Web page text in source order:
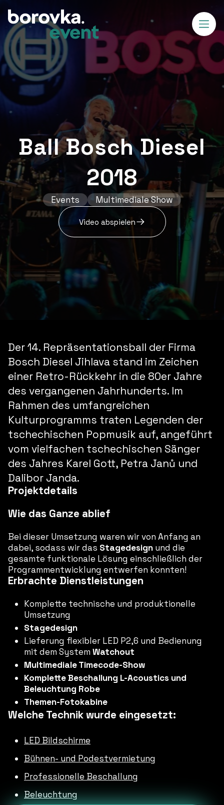
Ball Bosch Diesel
2018
Events Multimediale Show
Video abspielen
Der 14. Repräsentationsball der Firma
Bosch Diesel Jihlava stand im Zeichen
einer Retro-Rückkehr in die 80er Jahre
des vergangenen Jahrhunderts. Im
Rahmen des umfangreichen
Kulturprogramms traten Legenden der
tschechischen Popmusik auf, angeführt
vom vielfachen tschechischen Sänger
des Jahres Karel Gott, Petra Janů und
Dalibor Janda.
Projektdetails
Wie das Ganze ablief
Bei dieser Umsetzung waren wir von Anfang an
dabei, sodass wir das Stagedesign und die
gesamte funktionale Lösung einschließlich der
Programmentwicklung entwerfen konnten!
Erbrachte Dienstleistungen
Komplette technische und produktionelle
Umsetzung
Stagedesign
Lieferung flexibler LED P2,6 und Bedienung
mit dem System Watchout
Multimediale Timecode-Show
Komplette Beschallung L-Acoustics und
Beleuchtung Robe
Themen-Fotokabine
Welche Technik wurde eingesetzt:
LED Bildschirme
Bühnen- und Podestvermietung
Professionelle Beschallung
Beleuchtung